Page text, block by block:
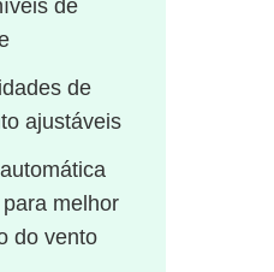
de
de
ajustáveis
melhor
do vento